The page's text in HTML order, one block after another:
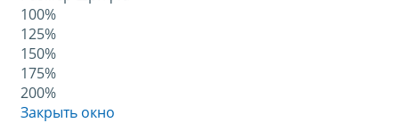
100%
125%
150%
175%
200%
Закрыть окно